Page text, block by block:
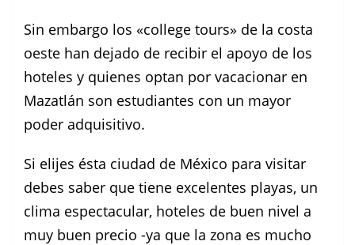
Sin embargo los «college tours» de la costa
oeste han dejado de recibir el apoyo de los
hoteles y quienes optan por vacacionar en
Mazatlán son estudiantes con un mayor
poder adquisitivo.
Si elijes ésta ciudad de México para visitar
debes saber que tiene excelentes playas, un
clima espectacular, hoteles de buen nivel a
muy buen precio -ya que la zona es mucho